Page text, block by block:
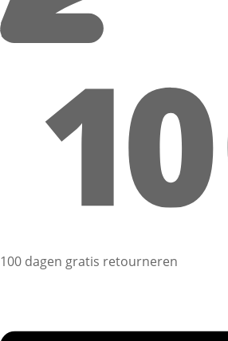
100 dagen gratis retourneren